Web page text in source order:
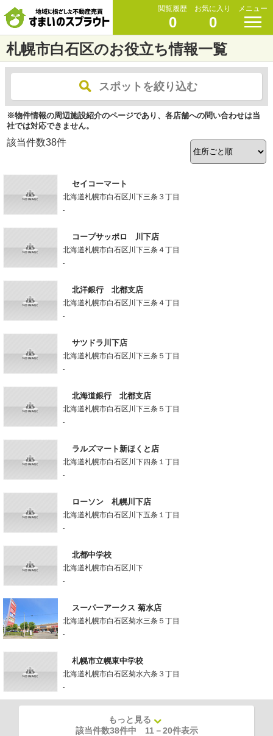
閲覧履歴
0
お気に入り
0
メニュー
札幌市白石区のお役立ち情報一覧
スポットを絞り込む
※物件情報の周辺施設紹介のページであり、各店舗への問い合わせは当
社では対応できません。
該当件数38件
セイコーマート
北海道札幌市白石区川下三条３丁目
-
コープサッポロ 川下店
北海道札幌市白石区川下三条４丁目
-
北洋銀行 北都支店
北海道札幌市白石区川下三条４丁目
-
サツドラ川下店
北海道札幌市白石区川下三条５丁目
-
北海道銀行 北都支店
北海道札幌市白石区川下三条５丁目
-
ラルズマート新ほくと店
北海道札幌市白石区川下四条１丁目
-
ローソン 札幌川下店
北海道札幌市白石区川下五条１丁目
-
北都中学校
北海道札幌市白石区川下
-
スーパーアークス 菊水店
北海道札幌市白石区菊水三条５丁目
-
札幌市立幌東中学校
北海道札幌市白石区菊水六条３丁目
-
もっと見る
該当件数38件中 11 －20件表示